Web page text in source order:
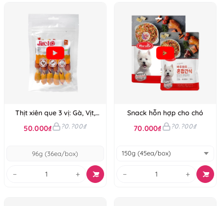
Thịt xiên que 3 vị: Gà, Vịt,
Heo
50.000₫ ?0.?00₫
96g (36ea/box)
− +
Snack hỗn hợp cho chó
70.000₫ ?0.?00₫
− +